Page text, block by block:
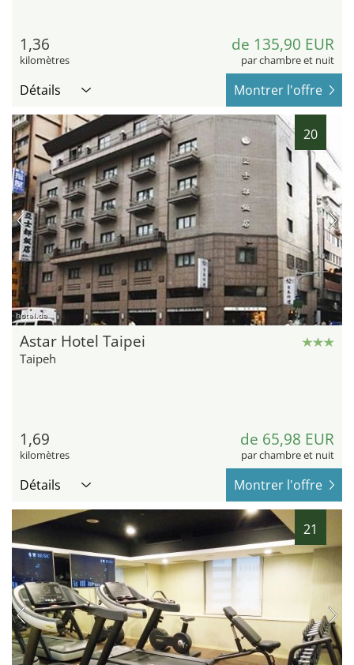
1,36
kilomètres
de 135,90 EUR
par chambre et nuit
Détails Montrer l'offre
20
hotel.de
Astar Hotel Taipei
Taipeh
1,69
kilomètres
de 65,98 EUR
par chambre et nuit
Détails Montrer l'offre
21